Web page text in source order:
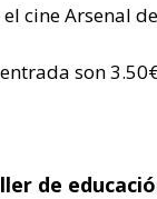
el cine Arsenal
son
de